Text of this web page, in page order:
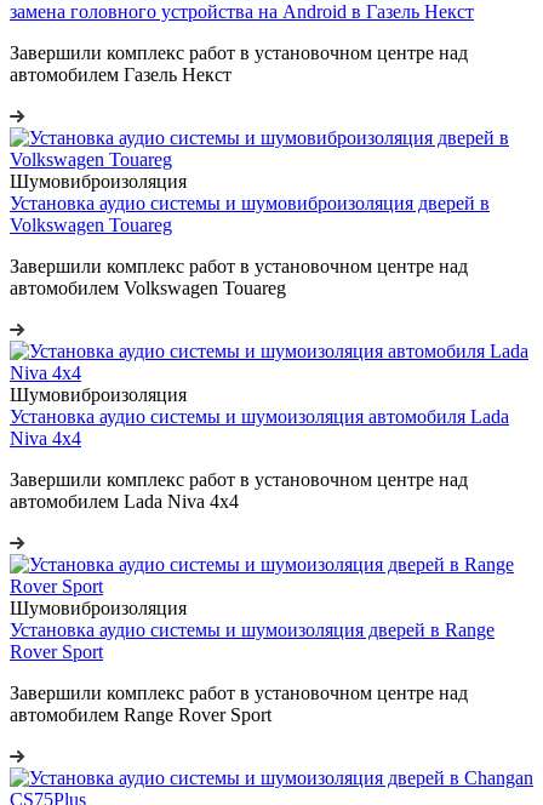
замена головного устройства на Android в Газель Некст
Завершили комплекс работ в установочном центре над
автомобилем Газель Некст
Шумовиброизоляция
Установка аудио системы и шумовиброизоляция дверей в
Volkswagen Touareg
Завершили комплекс работ в установочном центре над
автомобилем Volkswagen Touareg
Шумовиброизоляция
Установка аудио системы и шумоизоляция автомобиля Lada
Niva 4x4
Завершили комплекс работ в установочном центре над
автомобилем Lada Niva 4x4
Шумовиброизоляция
Установка аудио системы и шумоизоляция дверей в Range
Rover Sport
Завершили комплекс работ в установочном центре над
автомобилем Range Rover Sport